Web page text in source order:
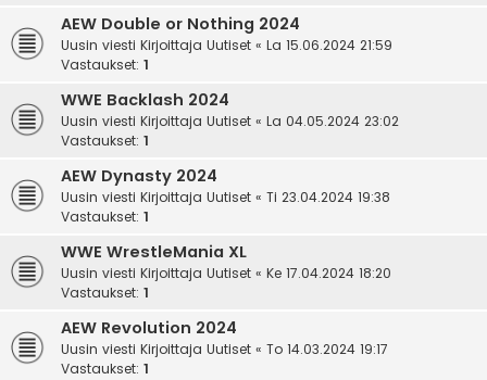
AEW Double or Nothing 2024
Uusin viesti Kirjoittaja Uutiset « La 15.06.2024 21:59
Vastaukset: 1
WWE Backlash 2024
Uusin viesti Kirjoittaja Uutiset « La 04.05.2024 23:02
Vastaukset: 1
AEW Dynasty 2024
Uusin viesti Kirjoittaja Uutiset « Ti 23.04.2024 19:38
Vastaukset: 1
WWE WrestleMania XL
Uusin viesti Kirjoittaja Uutiset « Ke 17.04.2024 18:20
Vastaukset: 1
AEW Revolution 2024
Uusin viesti Kirjoittaja Uutiset « To 14.03.2024 19:17
Vastaukset: 1